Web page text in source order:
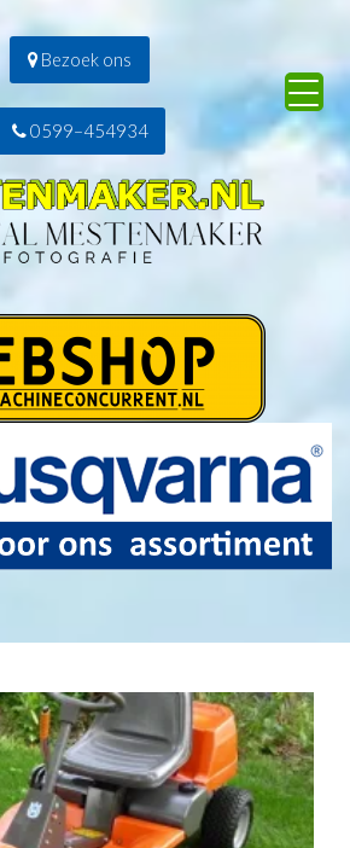
Bezoek ons
0599–454934